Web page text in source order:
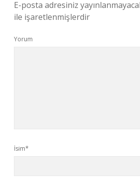
E-posta adresiniz
ile işaretlenmişlerdir
Yorum
İsim*